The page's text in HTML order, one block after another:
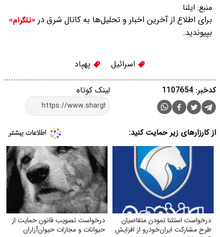
منبع: ایلنا
برای اطلاع از آخرین اخبار و تحلیل‌ها به کانال شرق در «تلگرام»
بپیوندید.
اسرائیل پهپاد
لینک کوتاه کدخبر: 1107654
از کارزارهای زیر حمایت کنید:
درخواست استثنا نمودن متقاضیان
طرح مشارکت ایران‌خودرو از افزایش
درخواست تصویب قانون حمایت از
حیوانات و مجازات حیوان‌آزاران